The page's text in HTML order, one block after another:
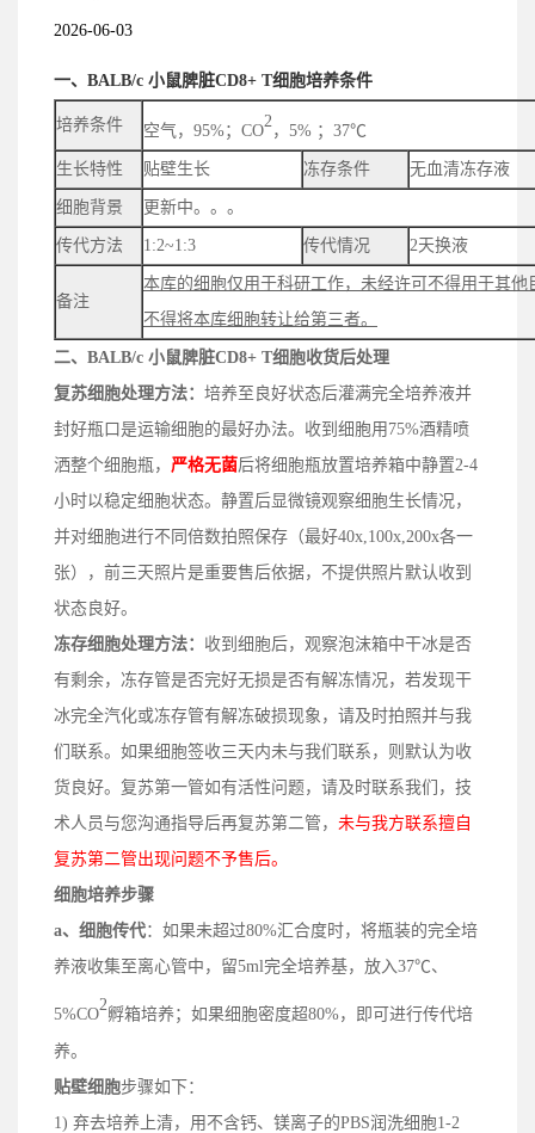
2026-06-03
一、BALB/c 小鼠脾脏CD8+ T细胞培养条件
培养条件 空气，95%；CO
2
，5% ；37℃
生长特性 贴壁生长 冻存条件 无血清冻存液
细胞背景 更新中。。。
传代方法 1:2~1:3 传代情况 2天换液
备注
本库的细胞仅用于科研工作，未经许可不得用于其他
不得将本库细胞转让给第三者。
二、 BALB/c 小鼠脾脏CD8+ T细胞收货后处理
复苏细胞处理方法： 培养至良好状态后灌满完全培养液并
封好瓶口是运输细胞的最好办法。收到细胞用75%酒精喷
洒整个细胞瓶， 严格无菌后将细胞瓶放置培养箱中静置2-4
小时以稳定细胞状态。 静置后显微镜观察细胞生长情况，
并对细胞进行不同倍数拍照保存（最好40x,100x,200x各一
张）
， 前三天照片是重要售后依据，不提供照片默认收到
状态良好。
冻存细胞处理方法： 收到细胞后，观察泡沫箱中干冰是否
有剩余，冻存管是否完好无损是否有解冻情况，若发现干
冰完全汽化或冻存管有解冻破损现象，请及时拍照并与我
们联系。如果细胞签收三天内未与我们联系，则默认为收
货良好。复苏第一管如有活性问题，请及时联系我们，技
术人员与您沟通指导后再复苏第二管， 未与我方联系擅自
复苏第二管出现问题不予售后。
细胞培养步骤
a、 细胞传代： 如果未超过80%汇合度时，将瓶装的完全培
养液收集至离心管中，留5ml完全培养基，放入37℃、
5%CO
2
孵箱培养； 如果细胞密度超80%，即可进行传代培
养。
贴壁细胞步骤如下：
1) 弃去培养上清，用不含钙、镁离子的PBS润洗细胞1-2